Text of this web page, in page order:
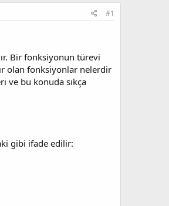
#1
Bir fonksiyonun türevi
olan fonksiyonlar nelerdir
ve bu konuda sıkça
gibi ifade edilir: